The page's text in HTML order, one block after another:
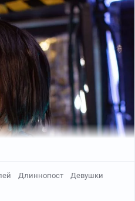
Длиннопост Девушки